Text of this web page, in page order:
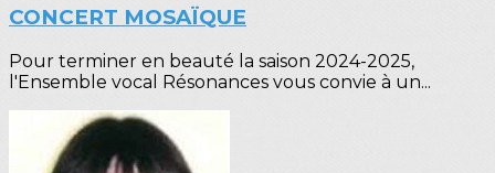
CONCERT MOSAÏQUE
Pour terminer en beauté la saison 2024-2025,
l'Ensemble vocal Résonances vous convie à un...